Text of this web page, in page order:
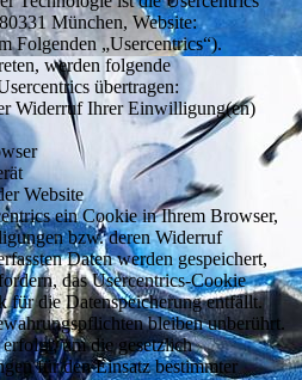
München, Website:
Folgenden „Usercentrics“).
werden folgende
übertragen:
Widerruf Ihrer Einwilligung(en)
Website
ein Cookie in Ihrem Browser,
bzw. deren Widerruf
Daten werden gespeichert,
das Usercentrics-Cookie
für die Datenspeicherung entfällt.
bleiben unberührt.
um die gesetzlich
für den Einsatz bestimmter